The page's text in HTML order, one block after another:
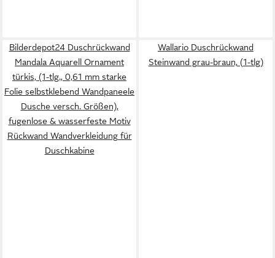
Bilderdepot24 Duschrückwand
Mandala Aquarell Ornament
türkis, (1-tlg., 0,61 mm starke
Folie selbstklebend Wandpaneele
Dusche versch. Größen),
fugenlose & wasserfeste Motiv
Rückwand Wandverkleidung für
Duschkabine
Wallario Duschrückwand
Steinwand grau-braun, (1-tlg)